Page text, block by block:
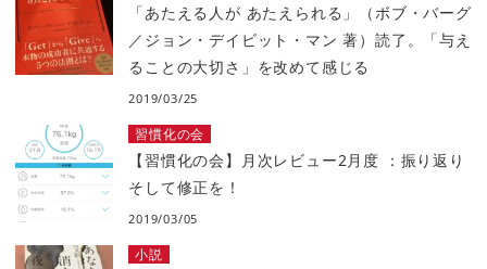
「あたえる人が あたえられる」（ボブ・バーグ
／ジョン・デイビット・マン 著）読了。「与え
ることの大切さ」を改めて感じる
2019/03/25
習慣化の会
【習慣化の会】月次レビュー2月度 ：振り返り
そして修正を！
2019/03/05
小説